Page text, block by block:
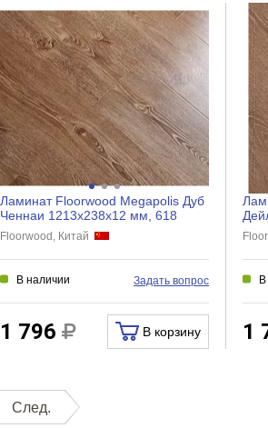
Ламинат Floorwood Megapolis Дуб
Ченнаи 1213х238х12 мм, 618
Floorwood, Китай
В наличии Задать вопрос
1 796 В корзину 1
След.